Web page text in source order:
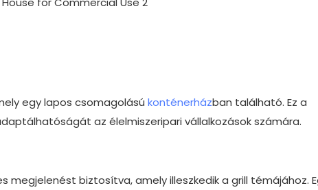
egy lapos csomagolású konténerházban található. Ez a
az élelmiszeripari vállalkozások számára.
biztosítva, amely illeszkedik a grill témájához.